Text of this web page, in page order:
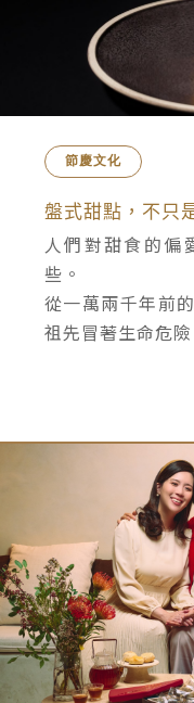
節慶文化
盤式甜點，不只
人們對甜食的偏
些。
從一萬兩千年前
祖先冒著生命危